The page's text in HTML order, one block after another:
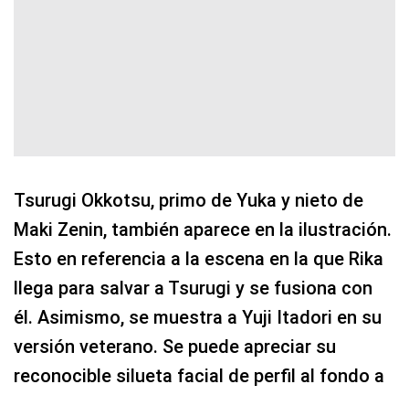
Tsurugi Okkotsu, primo de Yuka y nieto de
Maki Zenin, también aparece en la ilustración.
Esto en referencia a la escena en la que Rika
llega para salvar a Tsurugi y se fusiona con
él. Asimismo, se muestra a Yuji Itadori en su
versión veterano. Se puede apreciar su
reconocible silueta facial de perfil al fondo a